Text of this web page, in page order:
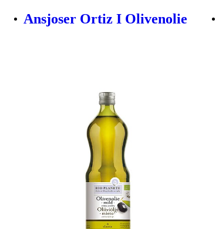
Ansjoser Ortiz I Olivenolie